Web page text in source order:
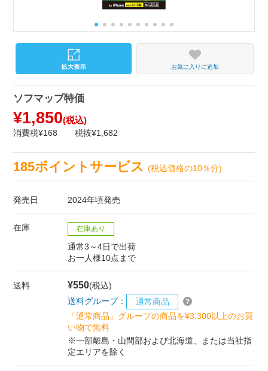
お気に入りに追加
ソフマップ特価
¥1,850(税込)
消費税¥168 税抜¥1,682
185ポイントサービス(税込価格の10％分)
発売日 2024年頃発売
在庫 在庫あり
通常3～4日で出荷
お一人様10点まで
送料 ¥550(税込)
送料グループ：
通常商品
「通常商品」グループの商品を¥3,300以上のお買
い物で無料
※一部離島・山間部および北海道、または当社指
定エリアを除く